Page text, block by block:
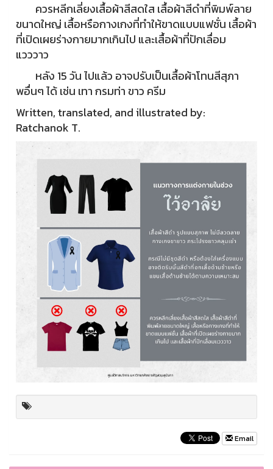
ควรหลีกเลี่ยงเสื้อผ้าสีสดใส เสื้อผ้าสีดำที่พิมพ์ลาย
ขนาดใหญ่ เสื้อหรือกางเกงที่ทำให้ขาดแบบแฟชั่น เสื้อผ้า
ที่เปิดเผยร่างกายมากเกินไป และเสื้อผ้าที่ปักเลื่อม
แวววาว
หลัง 15 วัน ไปแล้ว อาจปรับเป็นเสื้อผ้าโทนสีสุภา
พอื่นๆ ได้ เช่น เทา กรมท่า ขาว ครีม
Written, translated, and illustrated by:
Ratchanok T.
Email